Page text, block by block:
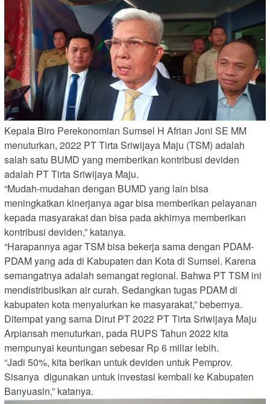
Kepala Biro Perekonomian Sumsel H Afrian Joni SE MM
menuturkan, 2022 PT Tirta Sriwijaya Maju (TSM) adalah
salah satu BUMD yang memberikan kontribusi deviden
adalah PT Tirta Sriwijaya Maju.
“Mudah-mudahan dengan BUMD yang lain bisa
meningkatkan kinerjanya agar bisa memberikan pelayanan
kepada masyarakat dan bisa pada akhirnya memberikan
kontribusi deviden,” katanya.
“Harapannya agar TSM bisa bekerja sama dengan PDAM-
PDAM yang ada di Kabupaten dan Kota di Sumsel. Karena
semangatnya adalah semangat regional. Bahwa PT TSM ini
mendistribusikan air curah. Sedangkan tugas PDAM di
kabupaten kota menyalurkan ke masyarakat,” bebernya.
Ditempat yang sama Dirut PT 2022 PT Tirta Sriwijaya Maju
Arpiansah menuturkan, pada RUPS Tahun 2022 kita
mempunyai keuntungan sebesar Rp 6 miliar lebih.
“Jadi 50%, kita berikan untuk deviden untuk Pemprov.
Sisanya digunakan untuk investasi kembali ke Kabupaten
Banyuasin,” katanya.